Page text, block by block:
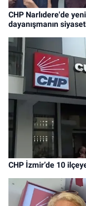
CHP Narlıdere'de
dayanışmanın
CHP İzmir’de 10